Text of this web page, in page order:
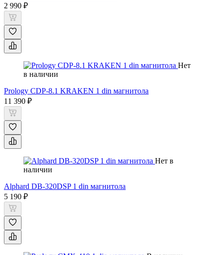
2 990 ₽
Нет
в наличии
Prology CDP-8.1 KRAKEN 1 din магнитола
11 390 ₽
Нет в
наличии
Alphard DB-320DSP 1 din магнитола
5 190 ₽